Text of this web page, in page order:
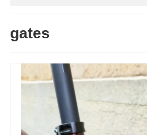
öffnungszeiten / kontakt
leasing / finanzierung
gates